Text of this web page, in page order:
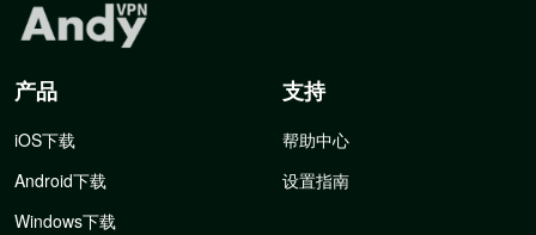
产品
iOS下载
Android下载
Windows下载
支持
帮助中心
设置指南